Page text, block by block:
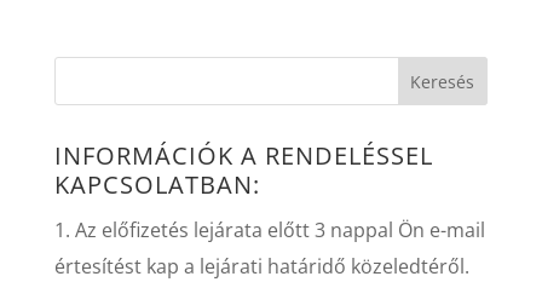
INFORMÁCIÓK A RENDELÉSSEL
KAPCSOLATBAN:
1. Az előfizetés lejárata előtt 3 nappal Ön e-mail
értesítést kap a lejárati határidő közeledtéről.